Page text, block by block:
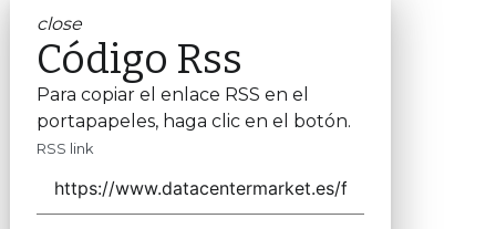
close
Código Rss
Para copiar el enlace RSS en el
portapapeles, haga clic en el botón.
RSS link